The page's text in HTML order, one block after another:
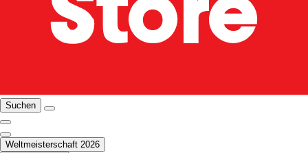
Suchen
Weltmeisterschaft 2026